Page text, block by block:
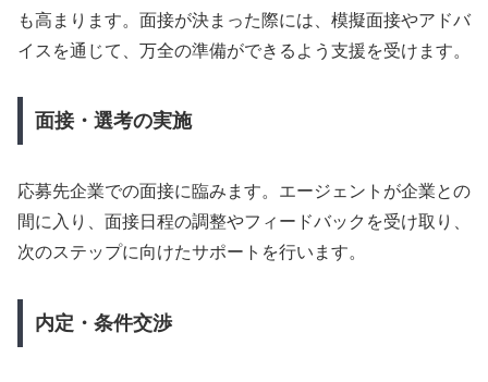
も高まります。面接が決まった際には、模擬面接やアドバ
イスを通じて、万全の準備ができるよう支援を受けます。
面接・選考の実施
応募先企業での面接に臨みます。エージェントが企業との
間に入り、面接日程の調整やフィードバックを受け取り、
次のステップに向けたサポートを行います。
内定・条件交渉